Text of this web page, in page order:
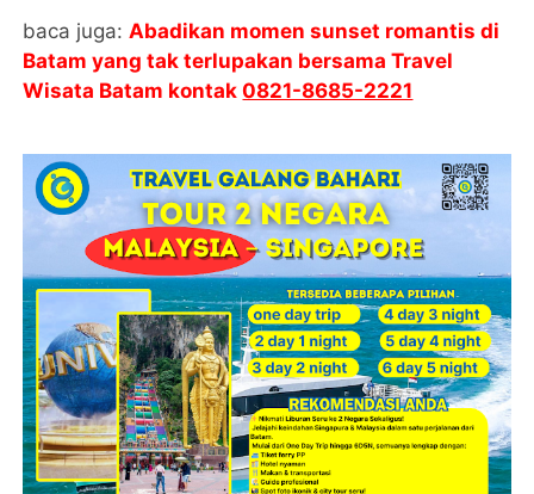
baca juga:Abadikan momen sunset romantis di
Batam yang tak terlupakan bersama Travel
Wisata Batam kontak0821-8685-2221